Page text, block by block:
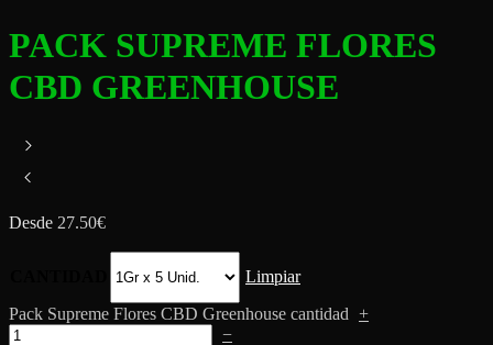
PACK SUPREME FLORES
CBD GREENHOUSE
Desde 27.50€
Limpiar
Pack Supreme Flores CBD Greenhouse cantidad +
−